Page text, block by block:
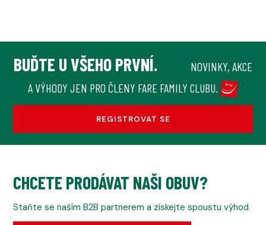
BUĎTE U VŠEHO PRVNÍ.
NOVINKY, AKCE
A VÝHODY JEN PRO ČLENY FARE FAMILY CLUBU.
REGISTROVAT SE
CHCETE PRODÁVAT NAŠI OBUV?
Staňte se naším B2B partnerem a získejte spoustu výhod